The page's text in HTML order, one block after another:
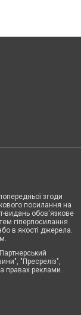
згоди
посилання на
видань обов'язкове
гіперпосилання
в якості джерела.
"Пресреліз",
правах реклами.